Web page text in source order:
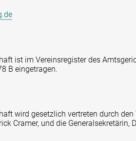
ist im Vereinsregister des
B eingetragen.
wird gesetzlich vertreten durch
Cramer, und die Generalsekretärin,